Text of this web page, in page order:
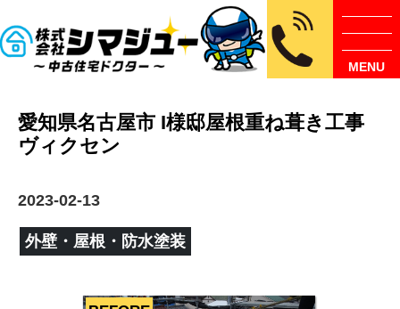
MENU
愛知県名古屋市 I様邸屋根重ね葺き工事
ヴィクセン
2023-02-13
外壁・屋根・防水塗装